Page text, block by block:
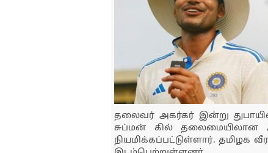
தலைவர் அகர்கர் இன்று
சுப்மன் கில் தலைமையிலான
நியமிக்கப்பட்டுள்ளார். தமிழக